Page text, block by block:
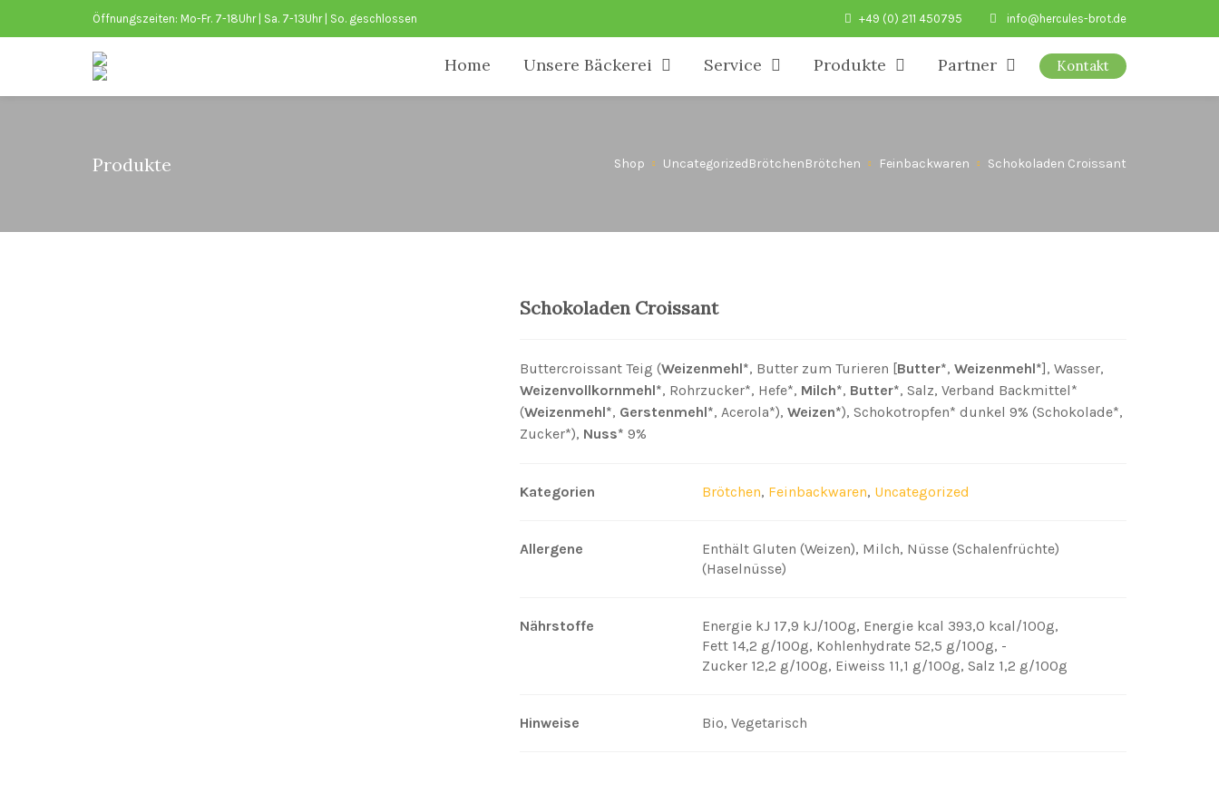
Öffnungszeiten: Mo-Fr. 7-18Uhr | Sa. 7-13Uhr | So. geschlossen +49 (0) 211 450795 info@hercules-brot.de
Home Unsere Bäckerei Service Produkte Partner Kontakt
Produkte Shop UncategorizedBrötchenBrötchen Feinbackwaren Schokoladen Croissant
Schokoladen Croissant
Buttercroissant Teig (Weizenmehl*, Butter zum Turieren [Butter*, Weizenmehl*], Wasser,
Weizenvollkornmehl*, Rohrzucker*, Hefe*, Milch*, Butter*, Salz, Verband Backmittel*
(Weizenmehl*, Gerstenmehl*, Acerola*), Weizen*), Schokotropfen* dunkel 9% (Schokolade*,
Zucker*), Nuss* 9%
Kategorien Brötchen, Feinbackwaren, Uncategorized
Allergene
Enthält Gluten (Weizen), Milch, Nüsse (Schalenfrüchte)
(Haselnüsse)
Nährstoffe Energie kJ 17,9 kJ/100g, Energie kcal 393,0 kcal/100g,
Fett 14,2 g/100g, Kohlenhydrate 52,5 g/100g, -
Zucker 12,2 g/100g, Eiweiss 11,1 g/100g, Salz 1,2 g/100g
Hinweise Bio, Vegetarisch